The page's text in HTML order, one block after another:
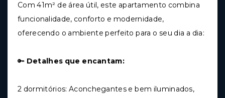
Com 41m² de área útil, este apartamento combina
funcionalidade, conforto e modernidade,
oferecendo o ambiente perfeito para o seu dia a dia:
🔑 Detalhes que encantam:
2 dormitórios: Aconchegantes e bem iluminados,